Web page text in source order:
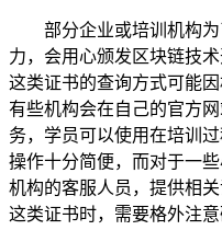
部分企业或培训机构
力，会用心颁发区块链技
这类证书的查询方式可能
有些机构会在自己的官方
务，学员可以使用在培训
操作十分简便，而对于一
机构的客服人员，提供相
这类证书时，需要格外注